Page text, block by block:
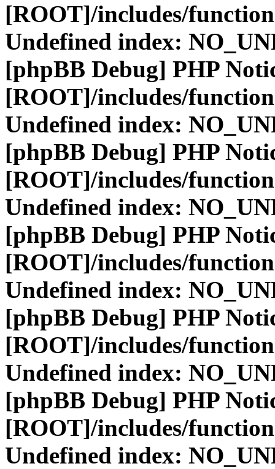
[ROOT]/includes/
Undefined index:
[phpBB Debug] PHP
[ROOT]/includes/
Undefined index:
[phpBB Debug] PHP
[ROOT]/includes/
Undefined index:
[phpBB Debug] PHP
[ROOT]/includes/
Undefined index:
[phpBB Debug] PHP
[ROOT]/includes/
Undefined index:
[phpBB Debug] PHP
[ROOT]/includes/
Undefined index: